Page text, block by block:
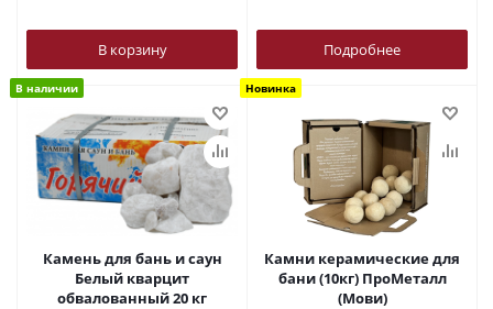
В корзину Подробнее
В наличии
Камень для бань и саун
Белый кварцит
обвалованный 20 кг
Новинка
Камни керамические для
бани (10кг) ПроМеталл
(Мови)